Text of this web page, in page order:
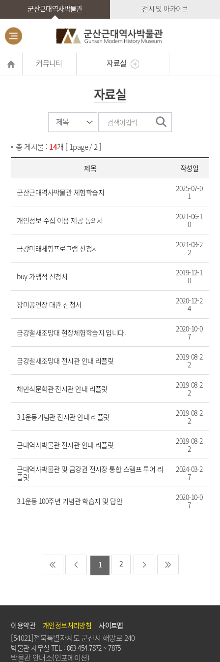
군산근대역사박물관 전시 및 아카이브
커뮤니티 자료실
자료실
총 게시물 : 14개 [ 1page / 2 ]
제목 작성일
군산근대역사박물관 체험학습지
2025-07-0
1
개인정보 수집 이용 제공 동의서
2021-06-1
0
금강미래체험프로그램 신청서
2021-03-2
2
buy 가맹점 신청서
2019-12-1
0
장미공연장 대관 신청서
2020-12-2
4
금강철새조망대 현장체험학습지 입니다.
2020-10-0
7
금강철새조망대 전시관 안내 리플릿
2019-08-2
2
채만식문학관 전시관 안내 리플릿
2019-08-2
2
3.1운동기념관 전시관 안내 리플릿
2019-08-2
2
근대역사박물관 전시관 안내 리플릿
2019-08-2
2
근대역사박물관 및 금강권 전시장 통합 스탬프 투어 리
플릿
2024-03-2
7
3.1운동 100주년 기념관 학습지 및 답안
2020-10-0
7
1 2
이용약관 개인정보처리방침 사이트맵
[54021]전북특별자치도 군산시 해망로 240
박물관 사무실 TEL : 063.454.7872 ~ 7875
박물관 안내소(인포메이션)